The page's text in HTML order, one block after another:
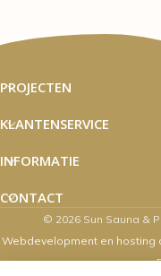
PROJECTEN
KLANTENSERVICE
INFORMATIE
CONTACT
© 2026 Sun Sauna &
Webdevelopment en hosting